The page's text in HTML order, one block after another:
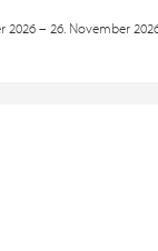
2026 – 26. November